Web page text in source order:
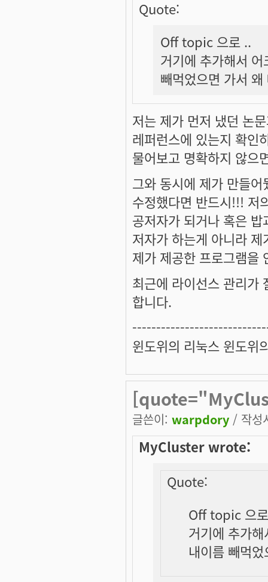
Quote:
Off topic 으로 ..
거기에 추가해서
빼먹었으면 가서
저는 제가 먼저 냈던 논
레퍼런스에 있는지 확인
물어보고 명확하지 않으
그와 동시에 제가 만들
수정했다면 반드시!!!
공저자가 되거나 혹은
저자가 하는게 아니라
제가 제공한 프로그램을
최근에 라이선스 관리가
합니다.
윈도위의 리눅스 윈도위
글쓴이: warpdory / 작성
MyCluster wrote:
Quote:
Off topic 으
거기에 추가
내이름 빼먹